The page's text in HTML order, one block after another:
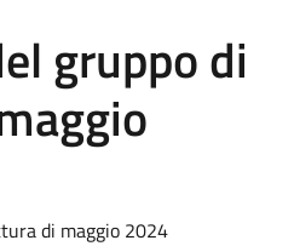
gruppo di
di maggio 2024